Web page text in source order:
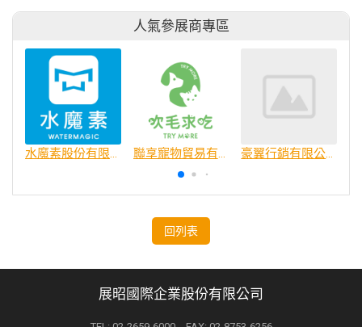
人氣參展商專區
水魔素股份有限公司 聯享寵物貿易有限公司 豪翼行銷有限公司
回列表
展昭國際企業股份有限公司